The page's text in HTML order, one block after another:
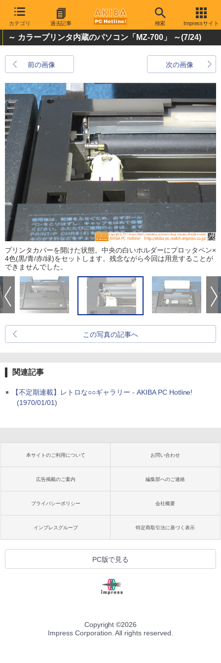
カテゴリ 過去記事 検索 Impressサイト
～ カラープリンタ内蔵のパソコン「MZ-700」 ～(7/24)
前の画像 次の画像
プリンタカバーを開けた状態。中央の白いホルダーにプロッタペン×
4色(黒/青/赤/緑)をセットします。残念ながら今回は用意することが
できませんでした。
この写真の記事へ
関連記事
【不定期連載】レトロな○○ギャラリー - AKIBA PC Hotline!
(1970/01/01)
本サイトのご利用について お問い合わせ
広告掲載のご案内 編集部へのご連絡
プライバシーポリシー 会社概要
インプレスグループ 特定商取引法に基づく表示
PC版で見る
Copyright ©2026
Impress Corporation. All rights reserved.